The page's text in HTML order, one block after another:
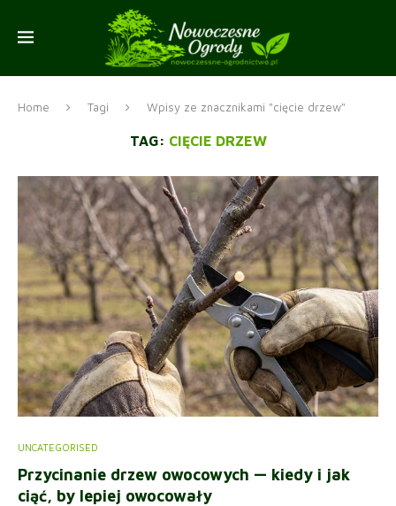
Home Tagi Wpisy ze znacznikami "cięcie drzew"
TAG: CIĘCIE DRZEW
UNCATEGORISED
Przycinanie drzew owocowych — kiedy i jak
ciąć, by lepiej owocowały